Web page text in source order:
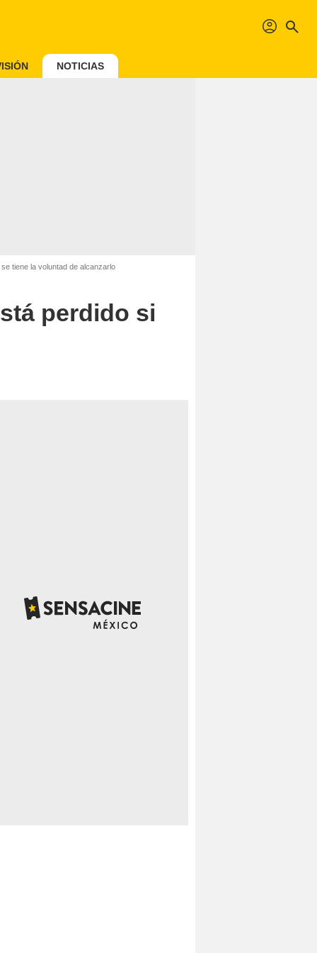
profil search
NOTICIAS
tiene la voluntad de alcanzarlo
perdido si